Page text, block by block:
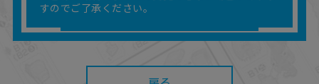
すのでご了承ください。
■お客様のご利用環境によっては、本サービスを
ご利用いただけない場合があります。
■本サービスを利用したこと、または利用できな
たとしても、当社は何らの責任を負いません。
また、本サイトを利用したことによって、利用